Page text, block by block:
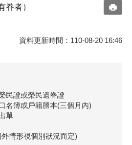
眷者）
資料更新時間：110-08-20 16:46
民證或榮民遺眷證
名簿或戶籍謄本(三個月內)
單
情形視個別狀況而定)